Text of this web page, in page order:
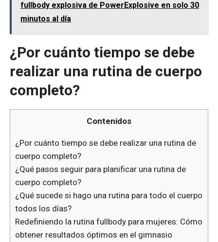
fullbody explosiva de PowerExplosive en solo 30
minutos al día
¿Por cuánto tiempo se debe
realizar una rutina de cuerpo
completo?
Contenidos
¿Por cuánto tiempo se debe realizar una rutina de
cuerpo completo?
¿Qué pasos seguir para planificar una rutina de
cuerpo completo?
¿Qué sucede si hago una rutina para todo el cuerpo
todos los días?
Redefiniendo la rutina fullbody para mujeres: Cómo
obtener resultados óptimos en el gimnasio